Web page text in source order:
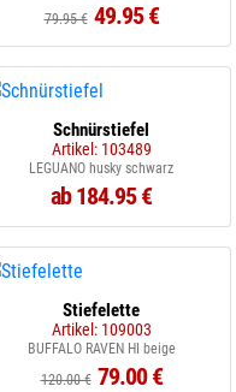
79.95 € 49.95 €
Schnürstiefel
Artikel: 103489
LEGUANO husky schwarz
ab 184.95 €
Stiefelette
Artikel: 109003
BUFFALO RAVEN HI beige
120.00 € 79.00 €